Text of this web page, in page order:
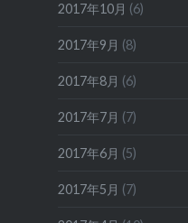
2017年10月 (6)
2017年9月 (8)
2017年8月 (6)
2017年7月 (7)
2017年6月 (5)
2017年5月 (7)